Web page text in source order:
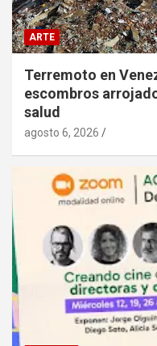
ARTE
Terremoto en
escombros
salud
agosto 6, 2026